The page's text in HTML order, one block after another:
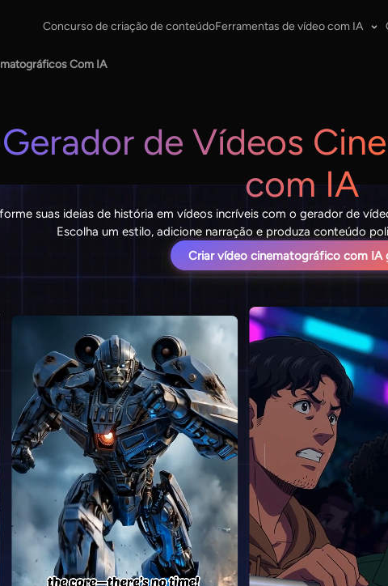
Concurso de criação de conteúdoFerramentas de vídeo com IA
Com IA
Gerador de Vídeos
com IA
suas ideias de história em vídeos incríveis com o gerador de
Escolha um estilo, adicione narração e produza conteúdo
Criar vídeo cinematográfico com IA